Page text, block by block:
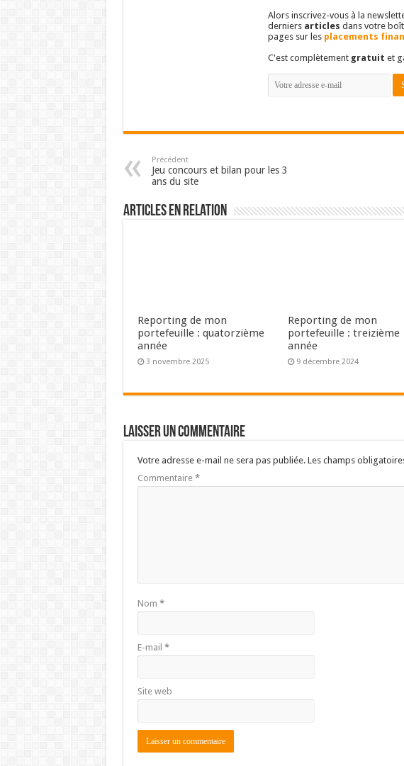
Alors inscrivez-vous à la
derniers articles dans votre
pages sur les placements
C'est complètement gratuit et
Précédent
Jeu concours et bilan pour les 3
ans du site
Articles en relation
Reporting de mon
portefeuille : quatorzième
année
3 novembre 2025
Reporting de mon
portefeuille : treizième
année
9 décembre 2024
Laisser un commentaire
Votre adresse e-mail ne sera pas publiée. Les champs
Commentaire *
Nom *
E-mail *
Site web